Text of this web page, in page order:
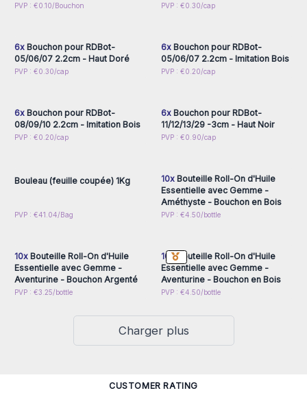
PVP : €0.10/Bouchon PVP : €0.30/cap
Connectez-vous ou
6xBouchon pour RDBot-
05/06/07 2.2cm - Haut Doré
PVP : €0.30/cap
Connectez-vous ou
6xBouchon pour RDBot-
05/06/07 2.2cm - Imitation Bois
PVP : €0.20/cap
Connectez-vous ou
6xBouchon pour RDBot-
08/09/10 2.2cm - Imitation Bois
PVP : €0.20/cap
Connectez-vous ou
6xBouchon pour RDBot-
11/12/13/29 -3cm - Haut Noir
PVP : €0.90/cap
Connectez-vous ou
Bouleau (feuille coupée) 1Kg
PVP : €41.04/Bag
Connectez-vous ou
10xBouteille Roll-On d'Huile
Essentielle avec Gemme -
Améthyste - Bouchon en Bois
PVP : €4.50/bottle
Connectez-vous ou
10xBouteille Roll-On d'Huile
Essentielle avec Gemme -
Aventurine - Bouchon Argenté
PVP : €3.25/bottle
Connectez-vous ou
10xBouteille Roll-On d'Huile
Essentielle avec Gemme -
Aventurine - Bouchon en Bois
PVP : €4.50/bottle
Charger plus
CUSTOMER RATING